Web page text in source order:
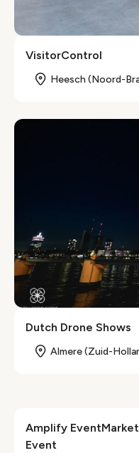
VisitorControl
Heesch (Noord-
Dutch Drone Shows
Almere (Zuid-
Amplify
Event